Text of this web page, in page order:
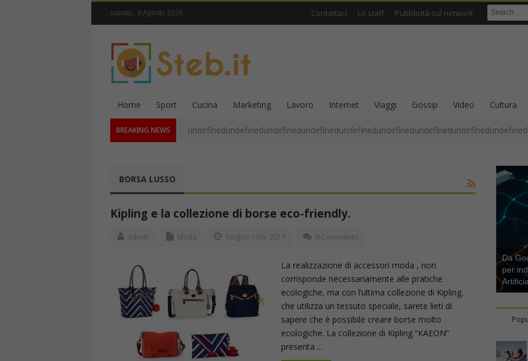
sabato , 8 Agosto 2026 Contattaci Lo staff Pubblicità sul network
Home Sport Cucina Marketing Lavoro Internet Viaggi Gossip Video Cultura
BREAKING NEWS
BORSA LUSSO
Kipling e la collezione di borse eco-friendly.
admin Moda Giugno 13th, 2017 0 Comments
La realizzazione di accessori moda , non
corrisponde necessariamente alle pratiche
ecologiche, ma con l’ultima collezione di Kipling,
che utilizza un tessuto speciale, sarete lieti di
sapere che è possibile creare borse molto
ecologiche. La collezione di Kipling “KAEON”
presenta ...
Da
per